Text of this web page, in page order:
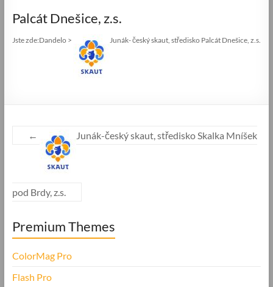
Palcát Dnešice, z.s.
Jste zde:Dandelo > Junák- český skaut, středisko Palcát Dnešice, z.s.
← Junák-český skaut, středisko Skalka Mníšek
pod Brdy, z.s.
Premium Themes
ColorMag Pro
Flash Pro